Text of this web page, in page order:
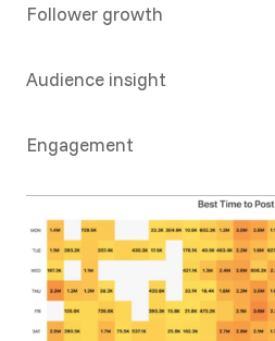
Follower growth
Audience insight
Engagement